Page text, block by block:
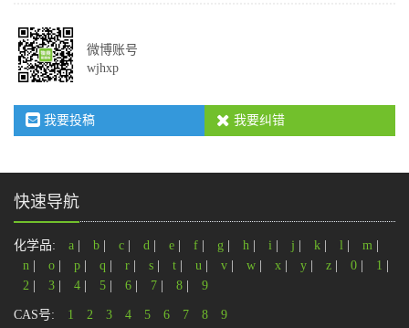
微博账号
wjhxp
我要投稿 我要纠错
快速导航
化学品: a b c d e f g h i j k l m
n
o p q r s t u v w x y z 0 1
2
3 4 5 6 7 8 9
CAS号: 1 2 3 4 5 6 7 8 9